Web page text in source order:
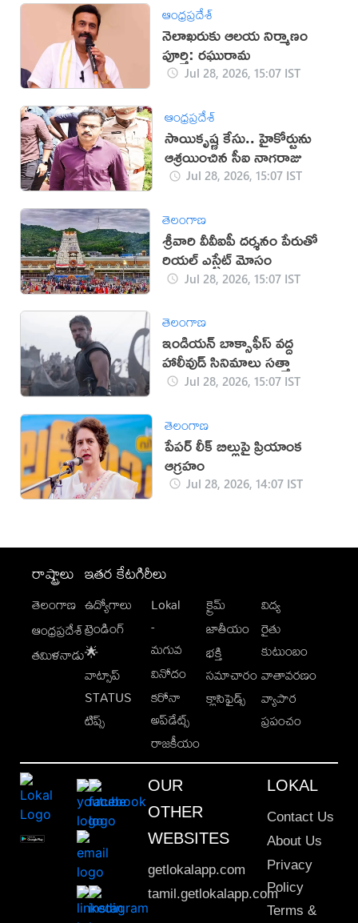
ఆంధ్రప్రదేశ్
నెలాఖరుకు ఆలయ నిర్మాణం
పూర్తి: రఘురామ
Jul 28, 2026, 15:07 IST
ఆంధ్రప్రదేశ్
సాయికృష్ణ కేసు.. హైకోర్టును
ఆశ్రయించిన సీఐ నాగరాజు
Jul 28, 2026, 15:07 IST
తెలంగాణ
శ్రీవారి వీవీఐపీ దర్శనం పేరుతో
రియల్ ఎస్టేట్ మోసం
Jul 28, 2026, 15:07 IST
తెలంగాణ
ఇండియన్ బాక్సాఫీస్ వద్ద
హాలీవుడ్ సినిమాలు సత్తా
Jul 28, 2026, 15:07 IST
తెలంగాణ
పేపర్ లీక్ బిల్లుపై ప్రియాంక
ఆగ్రహం
Jul 28, 2026, 14:07 IST
రాష్ట్రాలు
తెలంగాణ
ఆంధ్రప్రదేశ్
తమిళనాడు
ఇతర కేటగిరీలు
ఉద్యోగాలు
ట్రెండింగ్
🌟
వాట్సాప్
STATUS
టిప్స్
Lokal
-
మగువ
వినోదం
కరోనా
అప్‌డేట్స్
రాజకీయం
క్రైమ్
జాతీయం
భక్తి
సమాచారం
క్లాసిఫైడ్స్
విద్య
రైతు
కుటుంబం
వాతావరణం
వ్యాపార
ప్రపంచం
OUR
OTHER
WEBSITES
getlokalapp.com
tamil.getlokalapp.com
LOKAL
Contact Us
About Us
Privacy
Policy
Terms &